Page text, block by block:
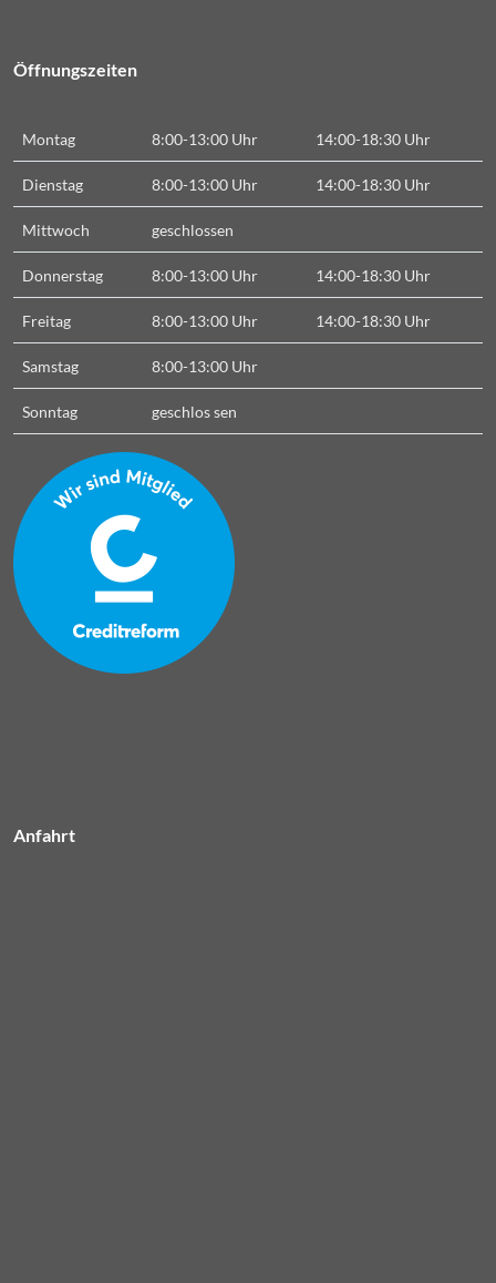
Öffnungszeiten
Montag 8:00-13:00 Uhr 14:00-18:30 Uhr
Dienstag 8:00-13:00 Uhr 14:00-18:30 Uhr
Mittwoch geschlossen
Donnerstag 8:00-13:00 Uhr 14:00-18:30 Uhr
Freitag 8:00-13:00 Uhr 14:00-18:30 Uhr
Samstag 8:00-13:00 Uhr
Sonntag geschlossen
Anfahrt